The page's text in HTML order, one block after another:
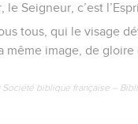
le Seigneur, c’est
tous, qui le visage
même image, de gloire
Société biblique française –